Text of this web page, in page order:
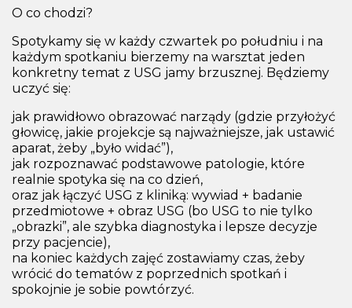
O co chodzi?
Spotykamy się w każdy czwartek po południu i na
każdym spotkaniu bierzemy na warsztat jeden
konkretny temat z USG jamy brzusznej. Będziemy
uczyć się:
jak prawidłowo obrazować narządy (gdzie przyłożyć
głowicę, jakie projekcje są najważniejsze, jak ustawić
aparat, żeby „było widać”),
jak rozpoznawać podstawowe patologie, które
realnie spotyka się na co dzień,
oraz jak łączyć USG z kliniką: wywiad + badanie
przedmiotowe + obraz USG (bo USG to nie tylko
„obrazki”, ale szybka diagnostyka i lepsze decyzje
przy pacjencie),
na koniec każdych zajęć zostawiamy czas, żeby
wrócić do tematów z poprzednich spotkań i
spokojnie je sobie powtórzyć.